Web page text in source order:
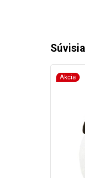
Akcia